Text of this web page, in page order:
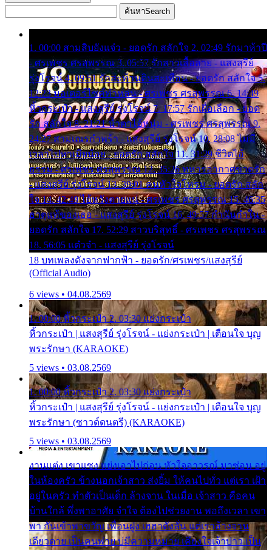
ค้นหาSearch
1. 00:00 สามสิบยังแจ๋ว - ยอดรัก สลักใจ 2. 02:49 รักมาห้าปี
- ศรเพชร ศรสุพรรณ 3. 05:57 รักสาวเสื้อลาย - แสงสุรีย์
รุ่งโรจน์ 4. 09:51 รักสะท้านดินสะเทือน - ยอดรัก สลักใจ 5.
12:23 มอเตอร์ไซค์ทำหล่น - ศรเพชร ศรสุพรรณ 6. 14:49
หิ้วกระเป๋า - แสงสุรีย์ รุ่งโรจน์ 7. 17:57 รักเผื่อเลือก - ยอด
รัก สลักใจ 8. 21:21 น้ำตาไอ้หนุ่ม - ศรเพชร ศรสุพรรณ 9.
24:27 สามเณรกำพร้า - แสงสุรีย์ รุ่งโรจน์ 10. 28:08 ไม่มี
เวลาไปหาเมียน้อย - ยอดรัก สลักใจ 11. 31:29 ชีวิตไอ้
ธรรม - ศรเพชร ศรสุพรรณ 12. 35:26 ทหารอากาศขาดรัก
- แสงสุรีย์ รุ่งโรจน์ 13. 39:01 คนหัวใจโทรม - ยอดรัก สลัก
ใจ 14. 42:49 ไอ้หวังตายแน่ - ศรเพชร ศรสุพรรณ 15. 46:35
ธาตุแท้ของเธอ - แสงสุรีย์ รุ่งโรจน์ 16. 49:57 กำนันกำใน -
ยอดรัก สลักใจ 17. 52:29 สาวบริสุทธิ์ - ศรเพชร ศรสุพรรณ
18. 56:05 แต๋วจ๋า - แสงสุรีย์ รุ่งโรจน์
18 บทเพลงดังจากฟากฟ้า - ยอดรัก/ศรเพชร/แสงสุรีย์
(Official Audio)
6 views • 04.08.2569
1. 00:00 หิ้วกระเป๋า 2. 03:30 แย่งกระเป๋า
หิ้วกระเป๋า | แสงสุรีย์ รุ่งโรจน์ - แย่งกระเป๋า | เตือนใจ บุญ
พระรักษา (KARAOKE)
5 views • 03.08.2569
1. 00:00 หิ้วกระเป๋า 2. 03:30 แย่งกระเป๋า
หิ้วกระเป๋า | แสงสุรีย์ รุ่งโรจน์ - แย่งกระเป๋า | เตือนใจ บุญ
พระรักษา (ซาวด์ดนตรี) (KARAOKE)
5 views • 03.08.2569
งานแต่ง เขาแซง แย่งเอาไปก่อน หัวใจอาวรณ์ มาซ่อน อยู่
ในห้องครัว ข้างนอกเจ้าสาว ส่งยิ้ม ให้คนไปทั่ว แต่เรา เฝ้า
อยู่ในครัว ทำตัวเป็นเด็ก ล้างจาน ในเมื่อ เจ้าสาว คือคน
บ้านใกล้ พึ่งพาอาศัย จำใจ ต้องไปช่วยงาน พอถึงเวลา เขา
พา กันเข้าพาขวัญ เพื่อนฝูง เฮฮาดังลั่น แต่เราล้างจาน
เดียวดาย เป็นคนพ่าย บ่มีความหมาย เคียงใจเจ้าบ่าว เป็น